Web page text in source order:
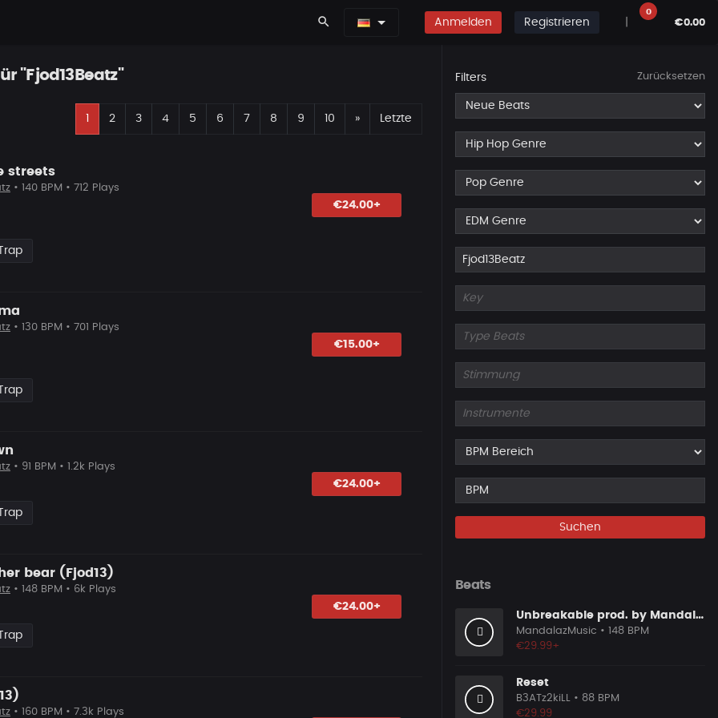
search Anmelden Registrieren
0
€0.00
"Fjod13Beatz"
2 3 4 5 6 7 8 9 10 »Nächste
Letzte
streets
€24.00+
• 140 BPM • 712 Plays
€15.00+
• 130 BPM • 701 Plays
€24.00+
• 91 BPM • 1.2k Plays
bear (Fjod13)
€24.00+
• 148 BPM • 6k Plays
• 160 BPM • 7.3k Plays
Filters Zurücksetzen
Suchen
Beats
Unbreakable prod. by MandalazMusic
MandalazMusic • 148 BPM
€29.99+
Reset
B3ATz2kiLL • 88 BPM
€29.99